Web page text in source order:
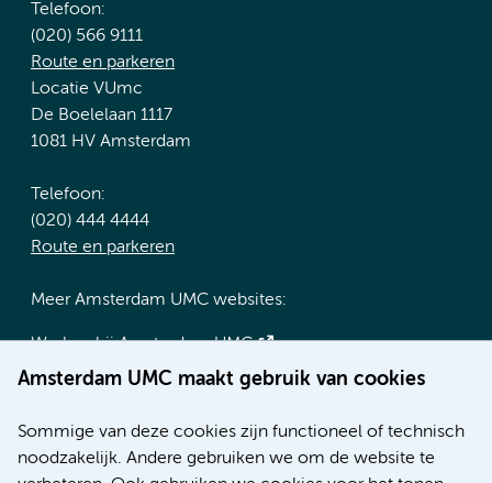
Amsterdam UMC maakt gebruik van cookies
Sommige van deze cookies zijn functioneel of technisch
noodzakelijk. Andere gebruiken we om de website te
Telefoon:
(020) 566 9111
Route en parkeren
Locatie VUmc
De Boelelaan 1117
1081 HV Amsterdam
Telefoon:
(020) 444 4444
Route en parkeren
Meer Amsterdam UMC websites:
Werken bij Amsterdam UMC
Over Amsterdam UMC
Research
Educatie locatie AMC
Educatie locatie VUmc